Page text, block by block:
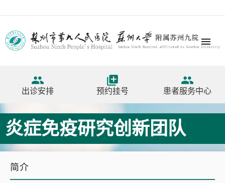


出诊安排

预约挂号

患者服务中心
炎症免疫研究创新团队
简介